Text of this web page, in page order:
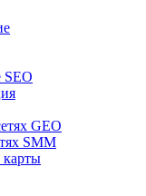
SEO
GEO
SMM